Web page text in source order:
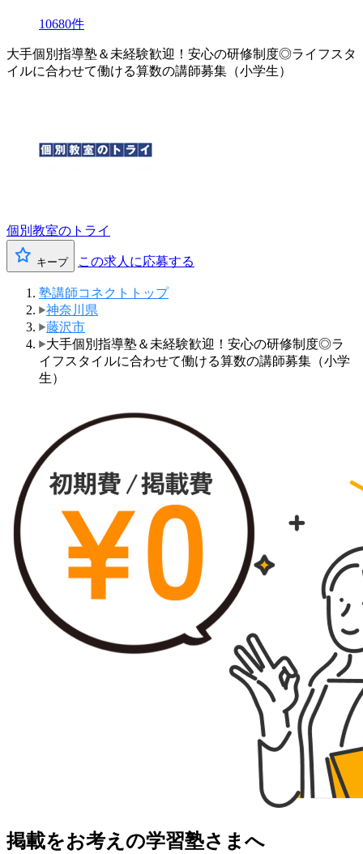
10680件
大手個別指導塾＆未経験歓迎！安心の研修制度◎ライフスタ
イルに合わせて働ける算数の講師募集（小学生）
個別教室のトライ
キープ この求人に応募する
塾講師コネクトトップ
神奈川県
藤沢市
大手個別指導塾＆未経験歓迎！安心の研修制度◎ラ
イフスタイルに合わせて働ける算数の講師募集（小学
生）
掲載をお考えの学習塾さまへ